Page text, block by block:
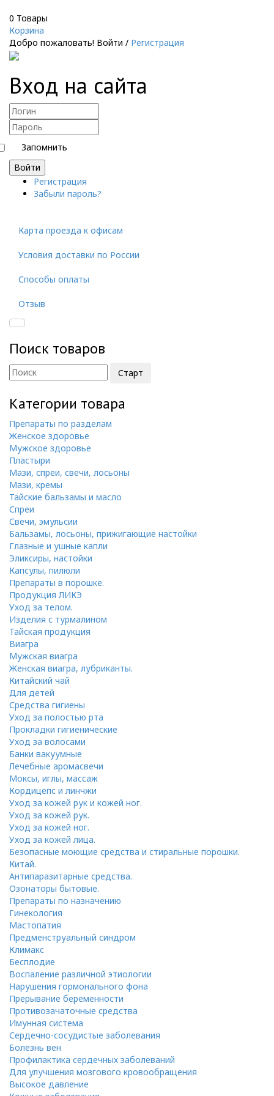
0 Товары
Корзина
Добро пожаловать! Войти / Регистрация
Вход на сайта
Запомнить
Войти
Регистрация
Забыли пароль?
Карта проезда к офисам
Условия доставки по России
Способы оплаты
Отзыв
Поиск товаров
Категории товара
Препараты по разделам
Женское здоровье
Мужское здоровье
Пластыри
Мази, спреи, свечи, лосьоны
Мази, кремы
Тайские бальзамы и масло
Спреи
Свечи, эмульсии
Бальзамы, лосьоны, прижигающие настойки
Глазные и ушные капли
Эликсиры, настойки
Капсулы, пилюли
Препараты в порошке.
Продукция ЛИКЭ
Уход за телом.
Изделия с турмалином
Тайская продукция
Виагра
Мужская виагра
Женская виагра, лубриканты.
Китайский чай
Для детей
Средства гигиены
Уход за полостью рта
Прокладки гигиенические
Уход за волосами
Банки вакуумные
Лечебные аромасвечи
Моксы, иглы, массаж
Кордицепс и линчжи
Уход за кожей рук и кожей ног.
Уход за кожей рук.
Уход за кожей ног.
Уход за кожей лица.
Безопасные моющие средства и стиральные порошки.
Китай.
Антипаразитарные средства.
Озонаторы бытовые.
Препараты по назначению
Гинекология
Мастопатия
Предменструальный синдром
Климакс
Бесплодие
Воспаление различной этиологии
Нарушения гормонального фона
Прерывание беременности
Противозачаточные средства
Имунная система
Сердечно-сосудистые заболевания
Болезнь вен
Профилактика сердечных заболеваний
Для улучшения мозгового кровообращения
Высокое давление